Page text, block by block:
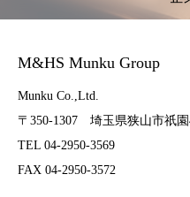
M&HS Munku Group
Munku Co.,Ltd.
〒350-1307 埼玉県狭山市祇園
TEL 04-2950-3569
FAX 04-2950-3572